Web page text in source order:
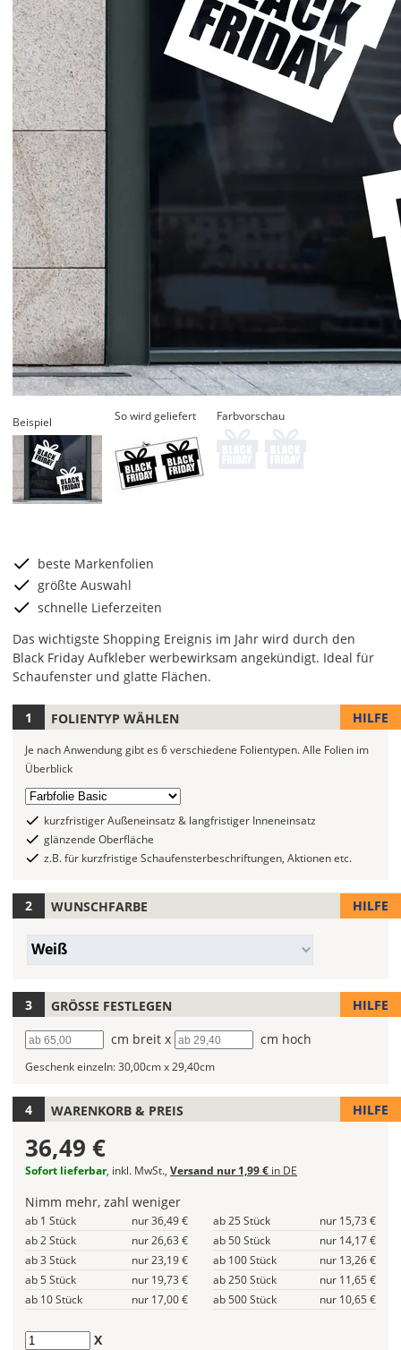
Beispiel So wird geliefert Farbvorschau
beste Markenfolien
größte Auswahl
schnelle Lieferzeiten
Das wichtigste Shopping Ereignis im Jahr wird durch den
Black Friday Aufkleber werbewirksam angekündigt. Ideal für
Schaufenster und glatte Flächen.
Anwendung
stehen
Folientypen
verschiedenen
zur
Wahl.
Bei
mehrfarbigen
kannst
Du
die
Farben
frei
Wählst
Du
allen
die
gleiche
Farbe
wird
ein
mehrfarbiges
Design
einfarbig.
FOLIENTYP WÄHLEN HILFE
Je nach Anwendung gibt es 6 verschiedene Folientypen. Alle Folien im
Überblick
Folientyp
auswählen
kurzfristiger Außeneinsatz & langfristiger Inneneinsatz
glänzende Oberfläche
z.B. für kurzfristige Schaufensterbeschriftungen, Aktionen etc.
WUNSCHFARBE HILFE
Farbe/n
(Wert
Weiß
GRÖSSE FESTLEGEN HILFE
Breite cm breit x Höhe cm hoch
Geschenk einzeln:30,00cm x 29,40cm
WARENKORB & PREIS HILFE
36,49 €
Sofort lieferbar, inkl. MwSt., Versand nur 1,99 € in DE
Nimm mehr, zahl weniger
ab 1 Stück
nur 36,49 €
ab 2 Stück
nur 26,63 €
ab 3 Stück
nur 23,19 €
ab 5 Stück
nur 19,73 €
ab 10 Stück
nur 17,00 €
ab 25 Stück
nur 15,73 €
ab 50 Stück
nur 14,17 €
ab 100 Stück
nur 13,26 €
ab 250 Stück
nur 11,65 €
ab 500 Stück
nur 10,65 €
Anzahl X